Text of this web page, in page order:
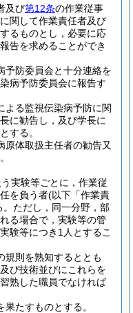
及び第12条の作業従事
関して作業責任者及び
るものとし，必要に応
告を求めることができ
予防委員会と十分連絡を
病予防委員会に報告す
よる監視伝染病予防に関
に勧告し，及び学長に
する。
原体取扱主任者の勧告又
実験等ごとに，作業従
を負う者(以下「作業責
ただし，同一分野，部
る場合で，実験等の管
験等につき1人とするこ
規則を熟知するととも
び技術並びにこれらを
熟した職員でなければ
たすものとする。